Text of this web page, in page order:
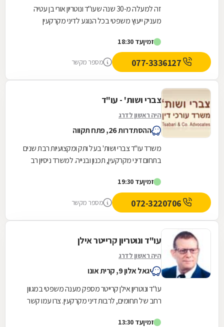
זה למעלה מ-30 שנה שעו"ד ונוטריון אורי בן עטיה
מעניק ייעוץ משפטי בכל הנוגע לדיני מקרקעין
תמ"א...
זמיןעד 18:30
מספר מקשר
צברי ושות' - עו"ד
היה ראשון לדרג
ההסתדרות 26, פתח תקווה
משרד עו"ד צברי ושות' בעל ותק ומקצועיות רבת שנים
בתחום דיני מקרקעין, תכנון ובנייה. למשרד ניסיון רב
זמיןעד 19:30
מספר מקשר
עו"ד ונוטריון קרייטר אילן
היה ראשון לדרג
יגאל אלון 9, קרית אונו
עו"ד ונוטריון אילן קרייטר מספק מענה משפטי במגוון
רחב של תחומים, לרבות דיני מקרקעין. צרו עמו קשר
זמיןעד 13:30